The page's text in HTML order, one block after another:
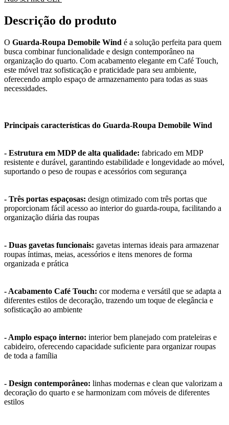
Descrição do produto
O Guarda-Roupa Demobile Wind é a solução perfeita para quem
busca combinar funcionalidade e design contemporâneo na
organização do quarto. Com acabamento elegante em Café Touch,
este móvel traz sofisticação e praticidade para seu ambiente,
oferecendo amplo espaço de armazenamento para todas as suas
necessidades.
Principais características do Guarda-Roupa Demobile Wind
- Estrutura em MDP de alta qualidade: fabricado em MDP
resistente e durável, garantindo estabilidade e longevidade ao móvel,
suportando o peso de roupas e acessórios com segurança
- Três portas espaçosas: design otimizado com três portas que
proporcionam fácil acesso ao interior do guarda-roupa, facilitando a
organização diária das roupas
- Duas gavetas funcionais: gavetas internas ideais para armazenar
roupas íntimas, meias, acessórios e itens menores de forma
organizada e prática
- Acabamento Café Touch: cor moderna e versátil que se adapta a
diferentes estilos de decoração, trazendo um toque de elegância e
sofisticação ao ambiente
- Amplo espaço interno: interior bem planejado com prateleiras e
cabideiro, oferecendo capacidade suficiente para organizar roupas
de toda a família
- Design contemporâneo: linhas modernas e clean que valorizam a
decoração do quarto e se harmonizam com móveis de diferentes
estilos